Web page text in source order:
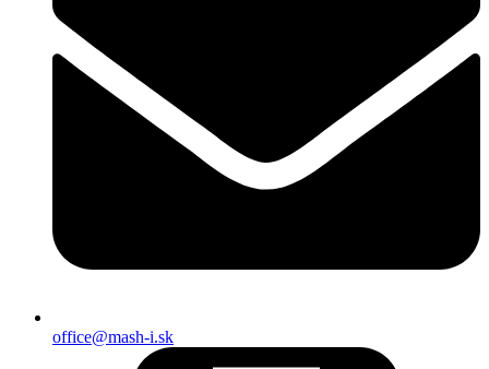
office@mash-i.sk